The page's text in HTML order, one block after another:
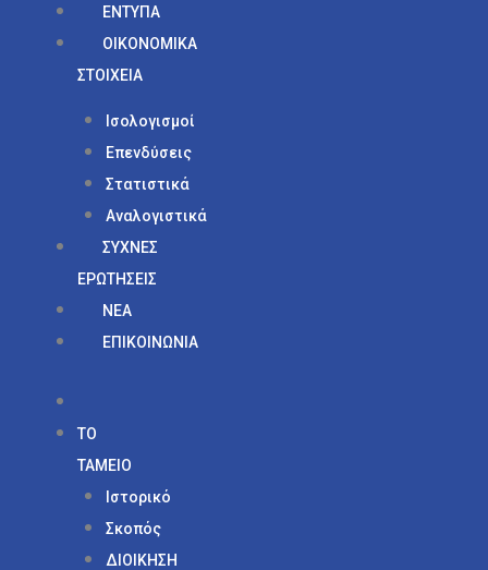
ΕΝΤΥΠΑ
ΟΙΚΟΝΟΜΙΚΑ
ΣΤΟΙΧΕΙΑ
Ισολογισμοί
Επενδύσεις
Στατιστικά
Αναλογιστικά
ΣΥΧΝΕΣ
ΕΡΩΤΗΣΕΙΣ
ΝΕΑ
ΕΠΙΚΟΙΝΩΝΙΑ
ΤΟ
ΤΑΜΕΙΟ
Ιστορικό
Σκοπός
ΔΙΟΙΚΗΣΗ